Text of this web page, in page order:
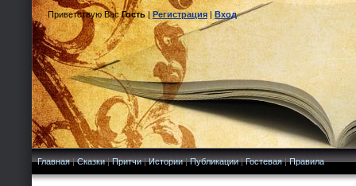
Приветствую Вас Гость|Регистрация|Вход
Главная|Сказки|Притчи|Истории|Публикации|Гостевая|Правила